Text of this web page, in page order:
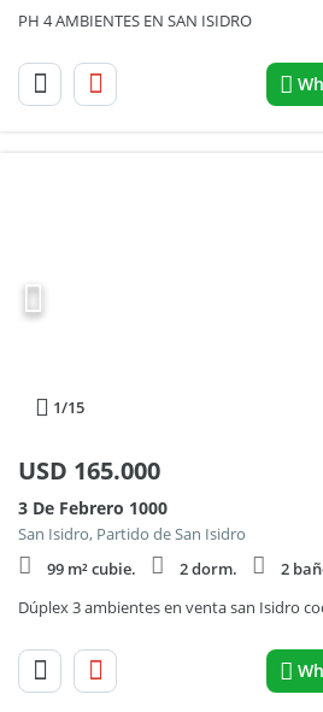
PH 4 AMBIENTES EN SAN ISIDRO
1/15
USD 165.000
3 De Febrero 1000
San Isidro, Partido de San Isidro
99 m² cubie.
2 dorm.
2
Dúplex 3 ambientes en venta san Isidro